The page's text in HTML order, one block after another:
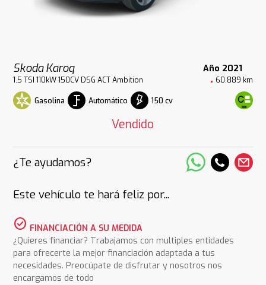
Skoda Karoq Año 2021
1.5 TSI 110kW 150CV DSG ACT Ambition 60.889 km
Gasolina Automático 150 cv
Vendido
¿Te ayudamos?
Este vehículo te hará feliz por...
check_circle FINANCIACIÓN A SU MEDIDA
¿Quieres financiar? Trabajamos con multiples entidades
para ofrecerte la mejor financiación adaptada a tus
necesidades. Preocúpate de disfrutar y nosotros nos
encargamos de todo